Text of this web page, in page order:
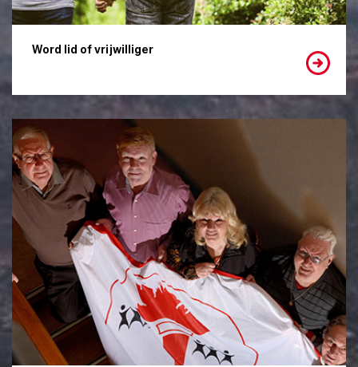
Word lid of vrijwilliger